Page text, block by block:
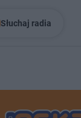
Słuchaj radia